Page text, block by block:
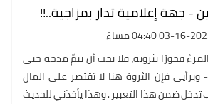
- جهة إعلامية تدار بمزاجية..!!
2025 04:40 مساءً
فخورًا بثروته، فلا يجب أن يتمّ مدحه حتى
فإن الثروة هنا لا تقتصر على المال
ضمن هذا التعبير . وهذا يأخذني للحديث